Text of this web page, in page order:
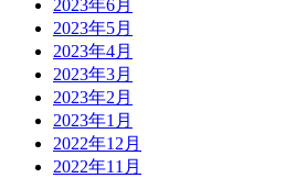
2023年6月
2023年5月
2023年4月
2023年3月
2023年2月
2023年1月
2022年12月
2022年11月